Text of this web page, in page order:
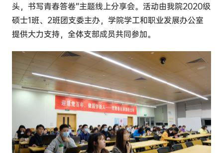
头，书写青春答卷”主题线上分享会。活动由我院2020级
硕士1班、2班团支委主办，学院学工和职业发展办公室
提供大力支持，全体支部成员共同参加。